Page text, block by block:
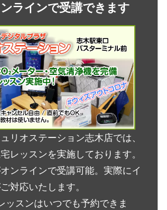
ラインで受講できます
リオステーション志木店では、
レッスンを実施しております。
ンラインで受講可能。実際にイ
対応いたします。
ッスンはいつでも予約できま